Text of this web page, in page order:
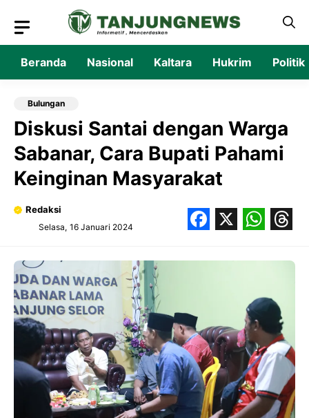
isi
Beranda Nasional Kaltara Hukrim Politik
Bulungan
Diskusi Santai dengan Warga
Sabanar, Cara Bupati Pahami
Keinginan Masyarakat
Redaksi
Selasa, 16 Januari 2024